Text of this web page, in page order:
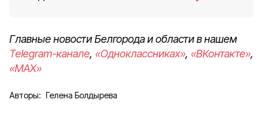
Главные новости Белгорода и области в нашем
Telegram-канале, «Одноклассниках», «ВКонтакте»,
«MAX»
Авторы: Гелена Болдырева